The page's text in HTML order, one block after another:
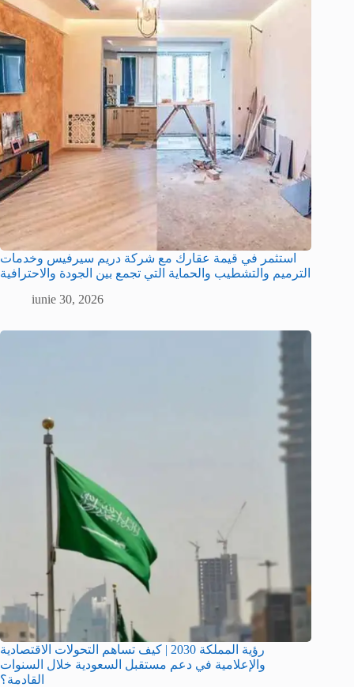
استثمر في قيمة عقارك مع شركة دريم سيرفيس وخدمات
الترميم والتشطيب والحماية التي تجمع بين الجودة والاحترافية
iunie 30, 2026
رؤية المملكة 2030 | كيف تساهم التحولات الاقتصادية
والإعلامية في دعم مستقبل السعودية خلال السنوات
القادمة؟